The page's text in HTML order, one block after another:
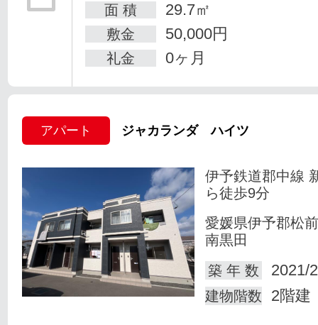
面 積 29.7㎡
敷金 50,000円
礼金 0ヶ月
アパート ジャカランダ ハイツ
伊予鉄道郡中線
ら徒歩9分
愛媛県伊予郡松
南黒田
築 年 数
2021/
建物階数 2階建